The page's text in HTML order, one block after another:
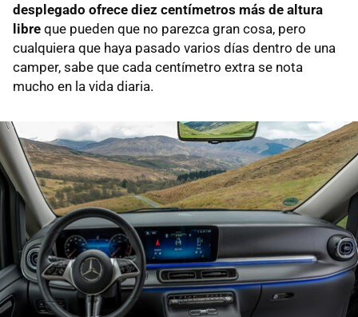
desplegado ofrece diez centímetros más de altura
libre que pueden que no parezca gran cosa, pero
cualquiera que haya pasado varios días dentro de una
camper, sabe que cada centímetro extra se nota
mucho en la vida diaria.